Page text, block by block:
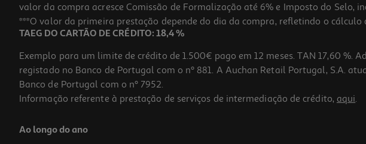
valor da compra acresce Comissão de Formalização até 6% e Imposto do Selo,
***O valor da primeira prestação depende do dia da compra, refletindo o
TAEG DO CARTÃO DE CRÉDITO: 18,4 %
Exemplo para um limite de crédito de 1.500€ pago em 12 meses. TAN 17,60 %.
registado no Banco de Portugal com o nº 881. A Auchan Retail Portugal, S.A.
Banco de Portugal com o nº 7952.
Informação referente à prestação de serviços de intermediação de crédito, aqui.
Ao longo do ano